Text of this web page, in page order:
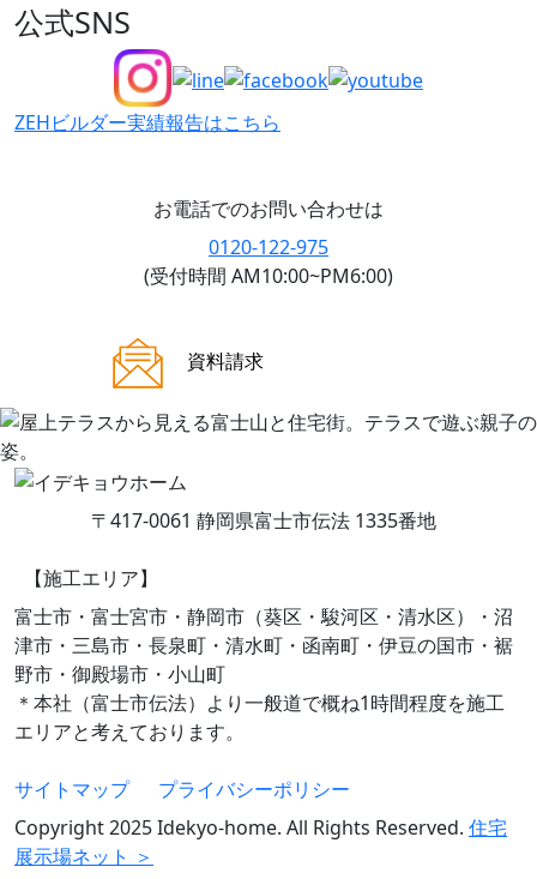
公式SNS
ZEHビルダー実績報告はこちら
お電話でのお問い合わせは
0120-122-975
(受付時間 AM10:00~PM6:00)
資料請求
〒417-0061 静岡県富士市伝法 1335番地
【施工エリア】
富士市・富士宮市・静岡市（葵区・駿河区・清水区）・沼
津市・三島市・長泉町・清水町・函南町・伊豆の国市・裾
野市・御殿場市・小山町
＊本社（富士市伝法）より一般道で概ね1時間程度を施工
エリアと考えております。
サイトマップ
プライバシーポリシー
Copyright 2025 Idekyo-home. All Rights Reserved. 住宅
展示場ネット ＞